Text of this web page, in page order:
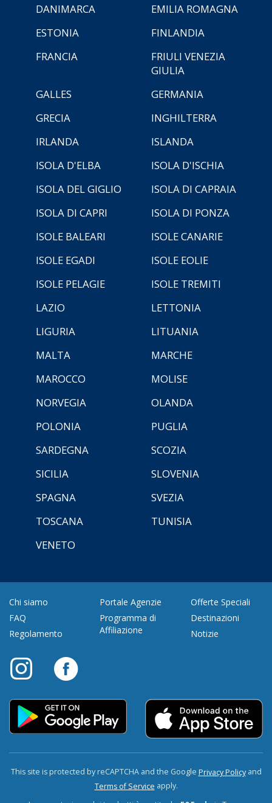
DANIMARCA
EMILIA ROMAGNA
ESTONIA
FINLANDIA
FRANCIA
FRIULI VENEZIA
GIULIA
GALLES
GERMANIA
GRECIA
INGHILTERRA
IRLANDA
ISLANDA
ISOLA D'ELBA
ISOLA D'ISCHIA
ISOLA DEL GIGLIO
ISOLA DI CAPRAIA
ISOLA DI CAPRI
ISOLA DI PONZA
ISOLE BALEARI
ISOLE CANARIE
ISOLE EGADI
ISOLE EOLIE
ISOLE PELAGIE
ISOLE TREMITI
LAZIO
LETTONIA
LIGURIA
LITUANIA
MALTA
MARCHE
MAROCCO
MOLISE
NORVEGIA
OLANDA
POLONIA
PUGLIA
SARDEGNA
SCOZIA
SICILIA
SLOVENIA
SPAGNA
SVEZIA
TOSCANA
TUNISIA
VENETO
Chi siamo
FAQ
Regolamento
Portale Agenzie
Programma di
Affiliazione
Offerte Speciali
Destinazioni
Notizie
This site is protected by reCAPTCHA and the Google Privacy Policyand
Terms of Service apply.